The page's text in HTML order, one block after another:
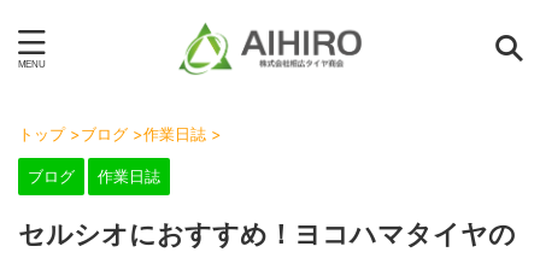
トップ >ブログ >作業日誌 >
ブログ 作業日誌
セルシオにおすすめ！ヨコハマタイヤの